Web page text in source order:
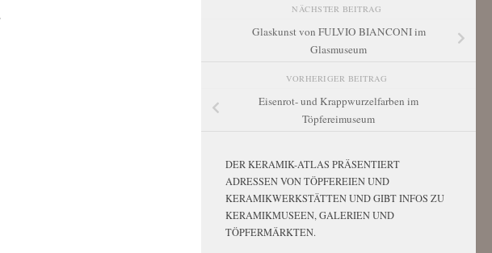
NÄCHSTER BEITRAG
Glaskunst von FULVIO BIANCONI im
Glasmuseum
VORHERIGER BEITRAG
Eisenrot- und Krappwurzelfarben im
Töpfereimuseum
DER KERAMIK-ATLAS PRÄSENTIERT
ADRESSEN VON TÖPFEREIEN UND
KERAMIKWERKSTÄTTEN UND GIBT INFOS ZU
KERAMIKMUSEEN, GALERIEN UND
TÖPFERMÄRKTEN.